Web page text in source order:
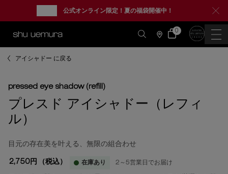
公式オンライン限定！夏の福袋開催中！
店
情
カ 0
0 カート内の製品
アイシャドー に戻る
pressed eye shadow (refill)
プレスド アイシャドー（レフィ
ル）
目元の存在美を叶える、無限の組合わせ
2,750円 （税込） 在庫あり 2～5営業日でお届け